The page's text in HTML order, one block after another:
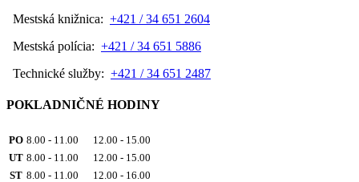
Mestská knižnica: +421 / 34 651 2604
Mestská polícia: +421 / 34 651 5886
Technické služby: +421 / 34 651 2487
POKLADNIČNÉ HODINY
PO 8.00 - 11.00 12.00 - 15.00
UT 8.00 - 11.00 12.00 - 15.00
ST 8.00 - 11.00 12.00 - 16.00